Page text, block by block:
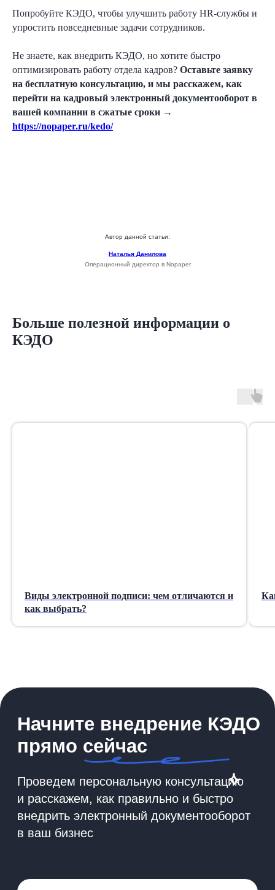
Попробуйте КЭДО, чтобы улучшить работу HR-службы и
упростить повседневные задачи сотрудников.
Не знаете, как внедрить КЭДО, но хотите быстро
оптимизировать работу отдела кадров? Оставьте заявку
на бесплатную консультацию, и мы расскажем, как
перейти на кадровый электронный документооборот в
вашей компании в сжатые сроки →
https://nopaper.ru/kedo/
Автор данной статьи:
Наталья Данилова
Операционный директор в Nopaper
Больше полезной информации о
КЭДО
Виды электронной подписи: чем отличаются и
как выбрать?